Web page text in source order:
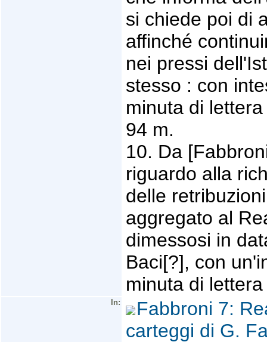
si chiede poi di
affinché
nei pressi
stesso : con
minuta di
94 m.
10. Da
riguardo alla
delle
aggregato al
dimessosi in
Baci[?], con
minuta di
In:
Fabbroni 7:
carteggi di G.